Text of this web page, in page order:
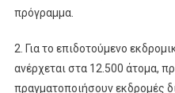
πρόγραμμα.
2. Για το επιδοτούμενο
ανέρχεται στα 12.500 άτομα,
πραγματοποιήσουν εκδρομές